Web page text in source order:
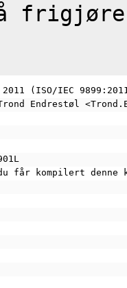
frigjøre
2011 (ISO/IEC
Endrestøl
kompilert denne